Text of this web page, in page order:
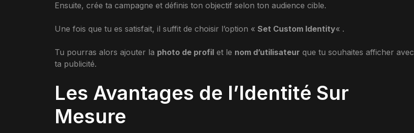
Ensuite, crée ta campagne et définis ton objectif selon ton audience cible.
Une fois que tu es satisfait, il suffit de choisir l’option « Set Custom Identity« .
Tu pourras alors ajouter la photo de profil et le nom d’utilisateur que tu souhaites afficher avec
ta publicité.
Les Avantages de l’Identité Sur
Mesure